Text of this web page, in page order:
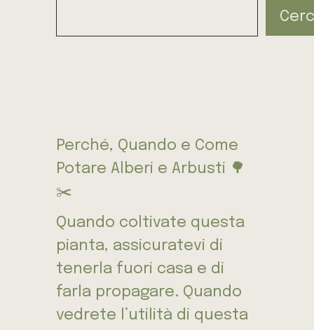
Perché, Quando e Come
Potare Alberi e Arbusti 🌳
✂️
Quando coltivate questa
pianta, assicuratevi di
tenerla fuori casa e di
farla propagare. Quando
vedrete l’utilità di questa